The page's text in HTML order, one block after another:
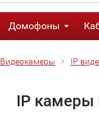
Домофоны
Видеокамеры IP
IP камеры